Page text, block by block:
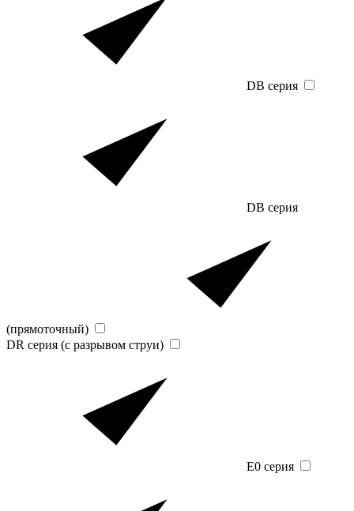
DB серия
DB серия
(прямоточный)
DR серия (с разрывом струи)
E0 серия